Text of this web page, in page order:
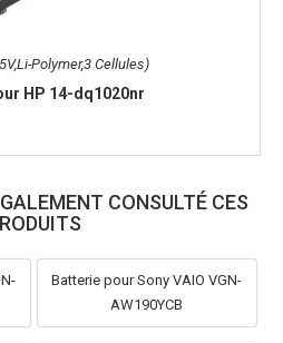
Polymer,3 Cellules)
HP 14-dq1020nr
CONSULTÉ CES
Batterie pour Sony VAIO VGN-
AW190YCB